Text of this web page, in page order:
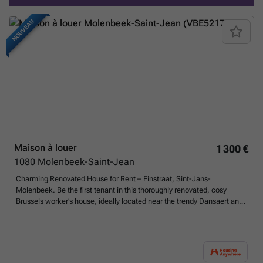
the tenant is required to set up an electricity contract. A monthly
advance of approximately 70-80€ per month will be paid directly to the
energy provider. We will be happy to assist you with this process and
will provide all the necessary details to set up the contract upon your
lines 2 & 6 + Trams 92, 93 & 8)
NOUVEAU
1 300 €
Maison à louer
1080 Molenbeek-Saint-Jean
Charming Renovated House for Rent – Finstraat, Sint-Jans-
Molenbeek. Be the first tenant in this thoroughly renovated, cosy
Brussels worker’s house, ideally located near the trendy Dansaert and
separate toilet . Fully equipped kitchen: dishwasher, oven, fridge and